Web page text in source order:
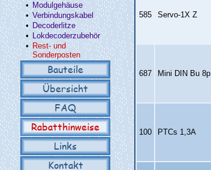
•Modulgehäuse
• Verbindungskabel
• Decoderlitze
• Lokdecoderzubehör
• Rest- und
Sonderposten
Bauteile
Übersicht
FAQ
Rabatthinweise
Links
Kontakt
585 Servo‑1X Z
687 Mini DIN Bu 8p
100 PTCs 1,3A